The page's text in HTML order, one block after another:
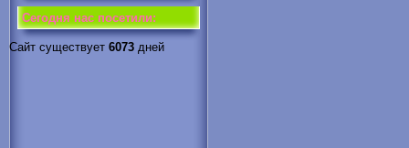
Cегодня нас посетили:
Сайт существует 6073 дней